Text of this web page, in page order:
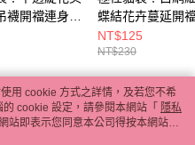
襪開襠連身網
蝶結花卉蔓延開
連身網衣
NT$125
NT$230
用 cookie 方式之詳情，及若您不希
cookie 設定，請參閱本網站「 隱私
站即表示您同意本公司得按本網站使